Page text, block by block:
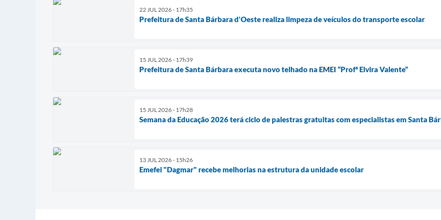
22 JUL 2026 - 17h35
Prefeitura de Santa Bárbara d'Oeste realiza limpeza de veículos do transporte escolar
15 JUL 2026 - 17h39
Prefeitura de Santa Bárbara executa novo telhado na EMEI “Profª Elvira Valente”
15 JUL 2026 - 17h28
Semana da Educação 2026 terá ciclo de palestras gratuitas com especialistas em Santa
13 JUL 2026 - 15h26
Emefei "Dagmar" recebe melhorias na estrutura da unidade escolar